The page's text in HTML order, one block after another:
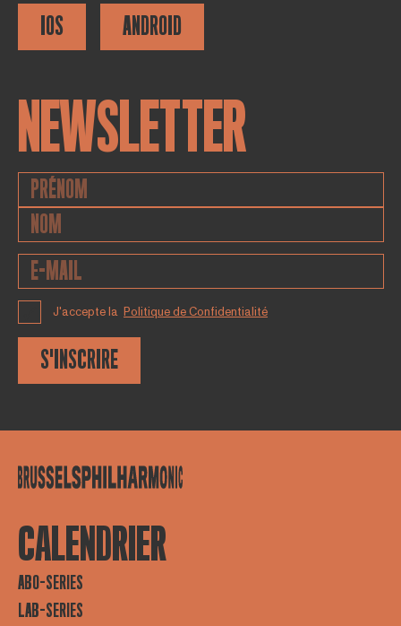
IOS ANDROID
NEWSLETTER
J'accepte la Politique de Confidentialité
S'INSCRIRE
CALENDRIER
ABO-SERIES
LAB-SERIES